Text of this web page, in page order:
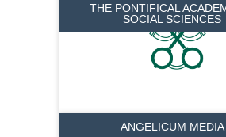
THE PONTIFICAL
SOCIAL SCIENCES
ANGELICUM MEDIA